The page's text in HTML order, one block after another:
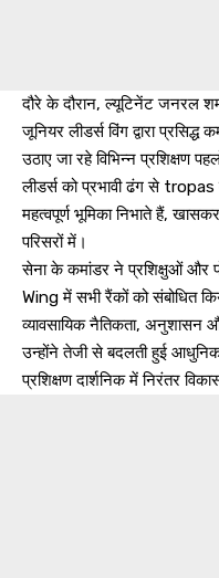
दौरे के दौरान, ल्यूटिनेंट जनरल
जूनियर लीडर्स विंग द्वारा
उठाए जा रहे विभिन्न प्रशिक्षण
लीडर्स को प्रभावी ढंग से
महत्वपूर्ण भूमिका निभाते हैं,
परिसरों में।
सेना के कमांडर ने प्रशिक्षुओं और
Wing में सभी रैंकों को संबोधित
व्यावसायिक नैतिकता, अनुशासन
उन्होंने तेजी से बदलती हुई
प्रशिक्षण दार्शनिक में निरंतर